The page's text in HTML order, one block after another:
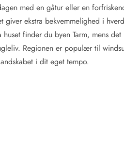
med en gåtur eller en
giver ekstra bekvemmelighed i
finder du byen Tarm, mens
Regionen er populær til
i dit eget tempo.